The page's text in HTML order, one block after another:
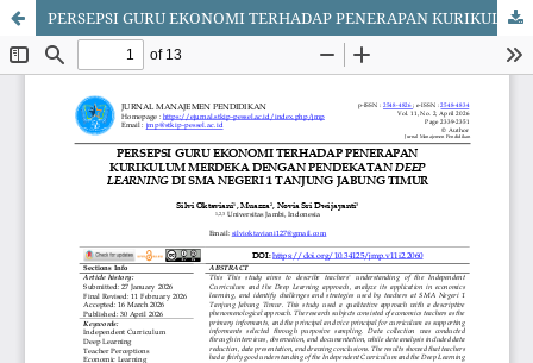
PERSEPSI GURU EKONOMI TERHADAP PENERAPAN KURIKULUM MERDEKA DENGAN PENDEKATAN DEEP LEARNING DI SMA NEGERI 1 TANJUNG JABUNG TIMUR